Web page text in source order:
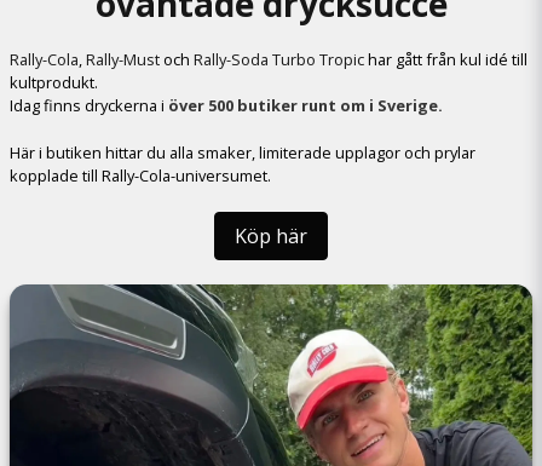
Rally-Cola,Rally-Must och Rally-Soda Turbo Tropichar gått från kul idé till
kultprodukt.
Idag finns dryckerna i över 500 butiker runt om i Sverige.
Här i butiken hittar du alla smaker, limiterade upplagor och prylar
kopplade till Rally-Cola-universumet.
Köp här